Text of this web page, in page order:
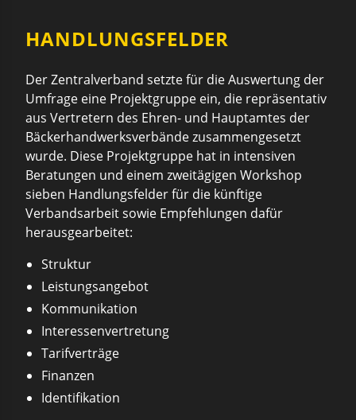
HANDLUNGSFELDER
Der Zentralverband setzte für die Auswertung der
Umfrage eine Projektgruppe ein, die repräsentativ
aus Vertretern des Ehren- und Hauptamtes der
Bäckerhandwerksverbände zusammengesetzt
wurde. Diese Projektgruppe hat in intensiven
Beratungen und einem zweitägigen Workshop
sieben Handlungsfelder für die künftige
Verbandsarbeit sowie Empfehlungen dafür
herausgearbeitet:
Struktur
Leistungsangebot
Kommunikation
Interessenvertretung
Tarifverträge
Finanzen
Identifikation